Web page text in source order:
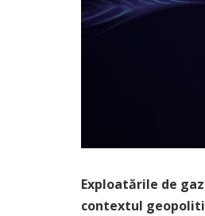
Exploatările de
contextul